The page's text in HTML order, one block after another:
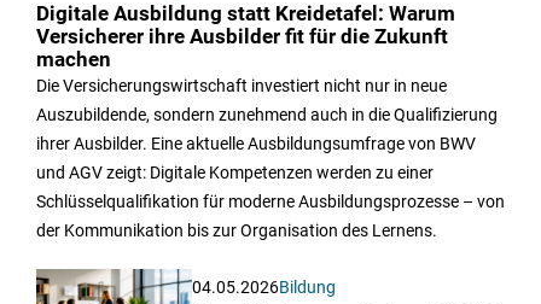
Digitale Ausbildung statt Kreidetafel: Warum
Versicherer ihre Ausbilder fit für die Zukunft
machen
Die Versicherungswirtschaft investiert nicht nur in neue
Auszubildende, sondern zunehmend auch in die Qualifizierung
ihrer Ausbilder. Eine aktuelle Ausbildungsumfrage von BWV
und AGV zeigt: Digitale Kompetenzen werden zu einer
Schlüsselqualifikation für moderne Ausbildungsprozesse – von
der Kommunikation bis zur Organisation des Lernens.
04.05.2026Bildung